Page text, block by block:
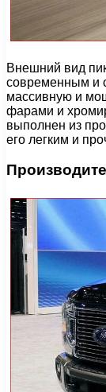
Внешний вид
современным и
массивную и
фарами и
выполнен из
его легким и